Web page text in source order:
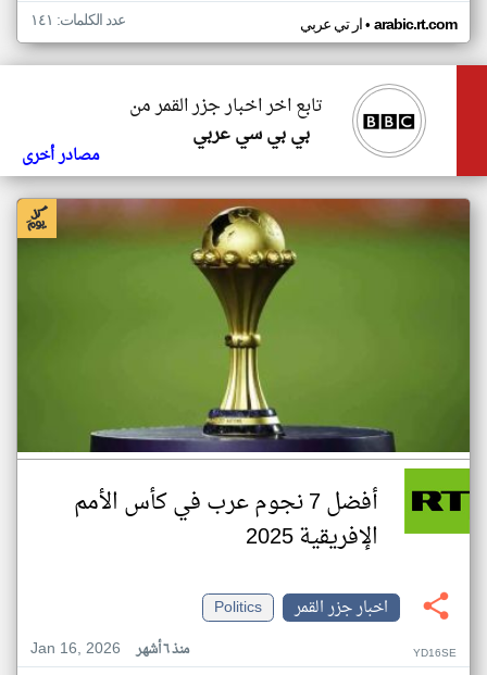
ار تي عربي• arabic.rt.com عدد الكلمات: ١٤١
تابع اخر اخبار جزر القمر من
بي بي سي عربي
مصادر أخرى
أفضل 7 نجوم عرب في كأس الأمم
الإفريقية 2025
اخبار جزر القمر
Politics
Jan 16, 2026
منذ ٦ أشهر YD16SE